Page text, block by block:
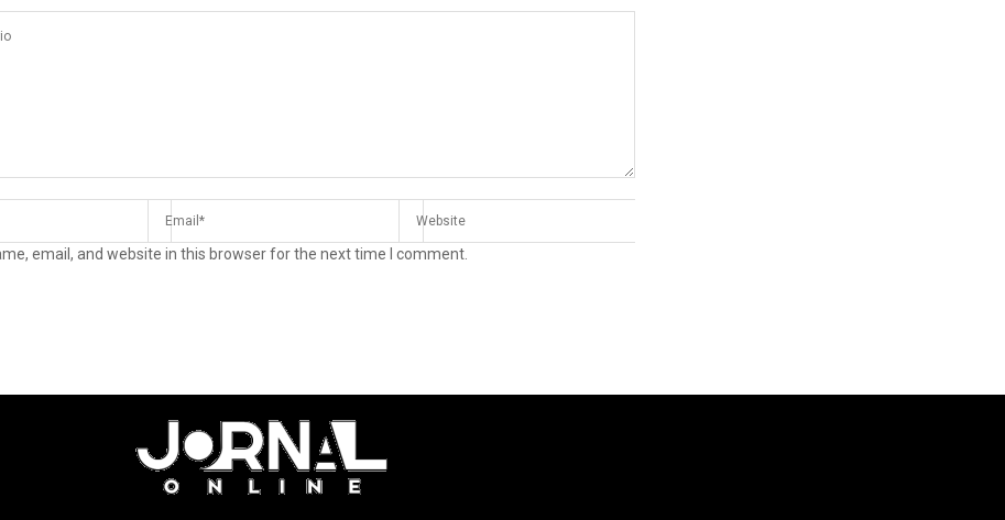
email, and website in this browser for the next time I comment.